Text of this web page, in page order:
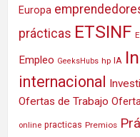
Europa
prácticas ETSINF
Empleo GeeksHubs hp IA
internacional
Ofertas de Trabajo
online practicas Premios